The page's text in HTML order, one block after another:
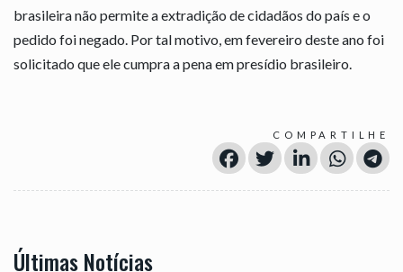
brasileira não permite a extradição de cidadãos do país e o
pedido foi negado. Por tal motivo, em fevereiro deste ano foi
solicitado que ele cumpra a pena em presídio brasileiro.
COMPARTILHE
Últimas Notícias